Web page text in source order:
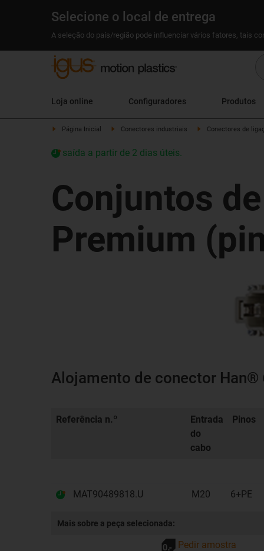
Selecione o local de entrega
A seleção do país/região pode influenciar vários fatores, tais
Loja online Configuradores Produtos
Página Inicial Conectores industriais Conectores de
saída a partir de 2 dias úteis.
Conjuntos
Premium
Alojamento de conector Han®
Referência n.º
Entrada
do
cabo
Pinos
MAT90489818.U M20 6+PE
Mais sobre a peça selecionada:
Pedir amostra